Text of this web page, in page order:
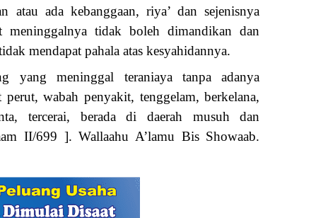
atau ada kebanggaan, riya’ dan sejenisnya
meninggalnya tidak boleh dimandikan dan
mendapat pahala atas kesyahidannya.
yang meninggal teraniaya tanpa adanya
wabah penyakit, tenggelam, berkelana,
tercerai, berada di daerah musuh dan
II/699 ]. Wallaahu A’lamu Bis Showaab.